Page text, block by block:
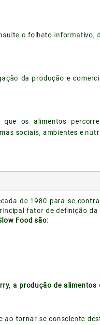
o folheto informativo,
da produção e
os alimentos
sociais, ambientes e
de 1980 para se
fator de definição da
Food são:
a produção de alimentos
tornar-se consciente